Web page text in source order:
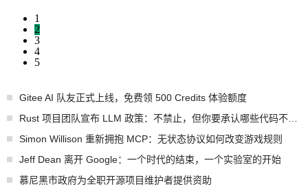
1
2
3
4
5
Gitee AI 队友正式上线，免费领 500 Credits 体验额度
Simon Willison 重新拥抱 MCP：无状态协议如何改变游戏规则
Jeff Dean 离开 Google：一个时代的结束，一个实验室的开始
慕尼黑市政府为全职开源项目维护者提供资助